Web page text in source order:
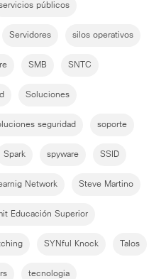
públicos
Servidores silos operativos
SMB SNTC
Soluciones
seguridad soporte
Spark spyware SSID
Network Steve Martino
Educación Superior
SYNful Knock Talos
tecnologia